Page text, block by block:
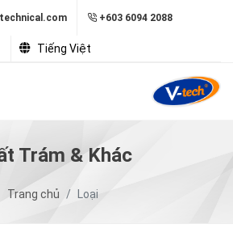
+603 6094 2088
Tiếng Việt
Trám & Khác
Trang chủ Loại